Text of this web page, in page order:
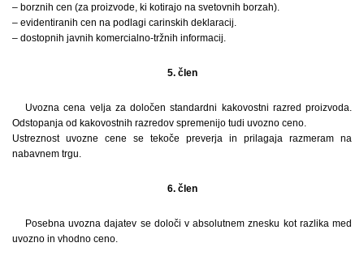
– borznih cen (za proizvode, ki kotirajo na svetovnih borzah).
– evidentiranih cen na podlagi carinskih deklaracij.
– dostopnih javnih komercialno-tržnih informacij.
5. člen
Uvozna cena velja za določen standardni kakovostni razred proizvoda.
Odstopanja od kakovostnih razredov spremenijo tudi uvozno ceno.
Ustreznost uvozne cene se tekoče preverja in prilagaja razmeram na
nabavnem trgu.
6. člen
Posebna uvozna dajatev se določi v absolutnem znesku kot razlika med
uvozno in vhodno ceno.